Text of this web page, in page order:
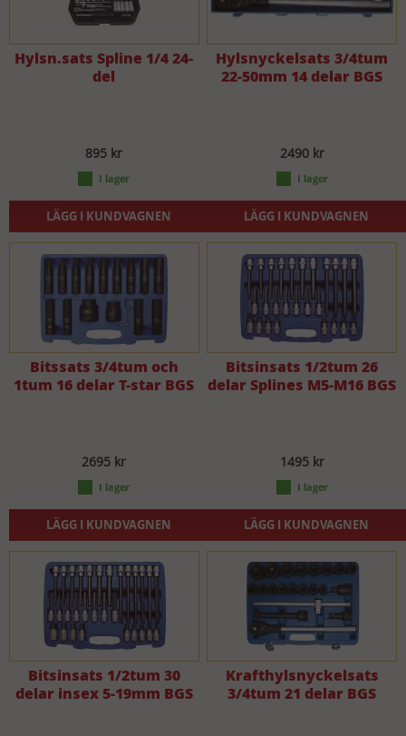
Hylsn.sats Spline 1/4 24-
del
895 kr
LÄGG I KUNDVAGNEN
Hylsnyckelsats 3/4tum
22-50mm 14 delar BGS
2490 kr
LÄGG I KUNDVAGNEN
Bitssats 3/4tum och
1tum 16 delar T-star BGS
2695 kr
LÄGG I KUNDVAGNEN
Bitsinsats 1/2tum 26
delar Splines M5-M16 BGS
1495 kr
LÄGG I KUNDVAGNEN
Bitsinsats 1/2tum 30
delar insex 5-19mm BGS
Krafthylsnyckelsats
3/4tum 21 delar BGS